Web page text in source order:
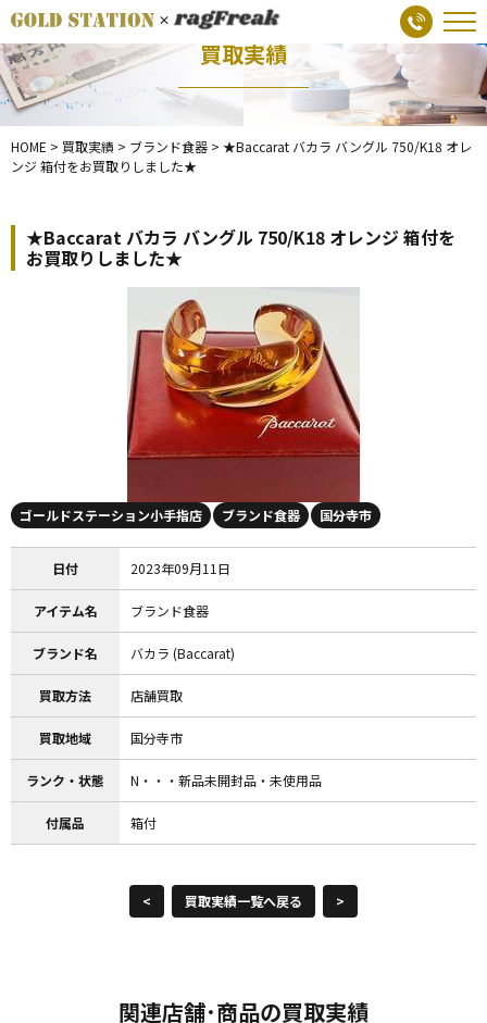
買取実績
HOME > 買取実績 > ブランド食器 > ★Baccarat バカラ バングル 750/K18 オレ
ンジ 箱付をお買取りしました★
★Baccarat バカラ バングル 750/K18 オレンジ 箱付を
お買取りしました★
ゴールドステーション小手指店 ブランド食器 国分寺市
日付 2023年09月11日
アイテム名 ブランド食器
ブランド名 バカラ (Baccarat)
買取方法 店舗買取
買取地域 国分寺市
ランク・状態 N・・・新品未開封品・未使用品
付属品 箱付
< 買取実績一覧へ戻る >
関連店舗･商品の買取実績